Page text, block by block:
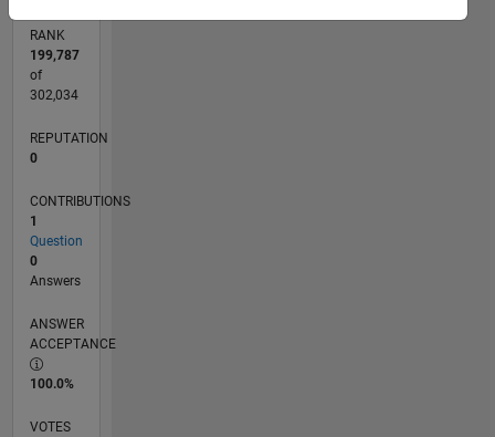
RANK
199,787
of
302,034
REPUTATION
0
CONTRIBUTIONS
1
Question
0
Answers
ANSWER
ACCEPTANCE
100.0%
VOTES